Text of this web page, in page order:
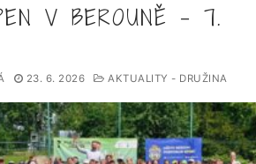
V BEROUNĚ – 7.
23. 6. 2026 AKTUALITY - DRUŽINA